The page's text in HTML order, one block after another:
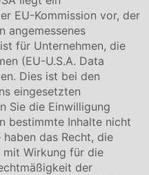
EU-Kommission vor, der
angemessenes
für Unternehmen, die
(EU-U.S.A. Data
Dies ist bei den
eingesetzten
Sie die Einwilligung
bestimmte Inhalte nicht
das Recht, die
Wirkung für die
der